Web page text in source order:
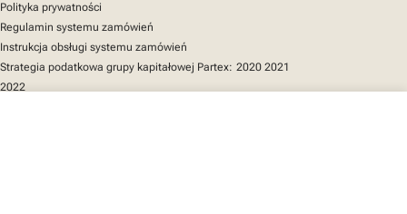
Polityka prywatności
Regulamin systemu zamówień
Instrukcja obsługi systemu zamówień
Strategia podatkowa grupy kapitałowej Partex: 2020 2021
2022